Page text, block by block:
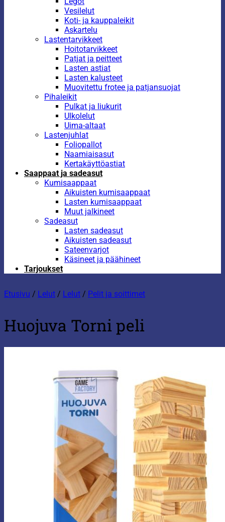
Vesilelut
Koti- ja kauppaleikit
Askartelu
Lastentarvikkeet
Hoitotarvikkeet
Patjat ja peitteet
Lasten astiat
Lasten kalusteet
Muovitettu frotee ja patjansuojat
Pihaleikit
Pulkat ja liukurit
Ulkolelut
Uima-altaat
Lastenjuhlat
Foliopallot
Naamiaisasut
Kertakäyttöastiat
Saappaat ja sadeasut
Kumisaappaat
Aikuisten kumisaappaat
Lasten kumisaappaat
Muut jalkineet
Sadeasut
Lasten sadeasut
Aikuisten sadeasut
Sateenvarjot
Käsineet ja päähineet
Tarjoukset
Etusivu / Lelut / Lelut / Pelit ja soittimet
Huojuva Torni peli